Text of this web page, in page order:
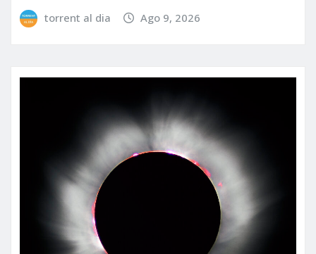
torrent al dia Ago 9, 2026